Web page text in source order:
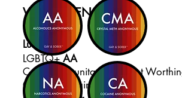
VALE LA PENA
Lunes
LGBTQ+AA
Centro comunitario de East
Carril de páginas